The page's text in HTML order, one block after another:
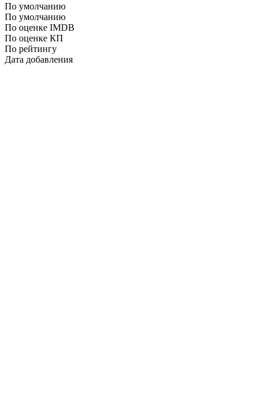
По умолчанию
По умолчанию
По оценке IMDB
По оценке КП
По рейтингу
Дата добавления